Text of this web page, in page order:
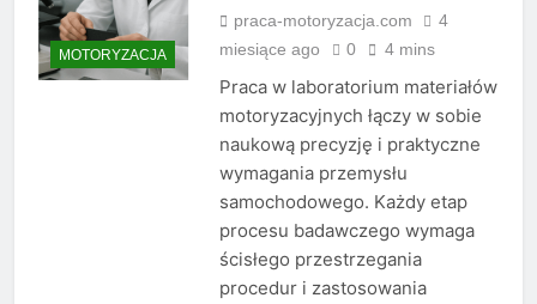
MOTORYZACJA
praca-motoryzacja.com
4
miesiące ago
0 4 mins
Praca w laboratorium materiałów
motoryzacyjnych łączy w sobie
naukową precyzję i praktyczne
wymagania przemysłu
samochodowego. Każdy etap
procesu badawczego wymaga
ścisłego przestrzegania
procedur i zastosowania